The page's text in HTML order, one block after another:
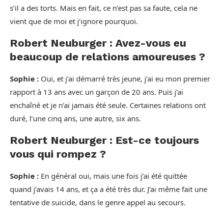
s’il a des torts. Mais en fait, ce n’est pas sa faute, cela ne
vient que de moi et j’ignore pourquoi.
Robert Neuburger : Avez-vous eu
beaucoup de relations amoureuses ?
Sophie : Oui, et j’ai démarré très jeune, j’ai eu mon premier
rapport à 13 ans avec un garçon de 20 ans. Puis j’ai
enchaîné et je n’ai jamais été seule. Certaines relations ont
duré, l’une cinq ans, une autre, six ans.
Robert Neuburger : Est-ce toujours
vous qui rompez ?
Sophie : En général oui, mais une fois j’ai été quittée
quand j’avais 14 ans, et ça a été très dur. J’ai même fait une
tentative de suicide, dans le genre appel au secours.